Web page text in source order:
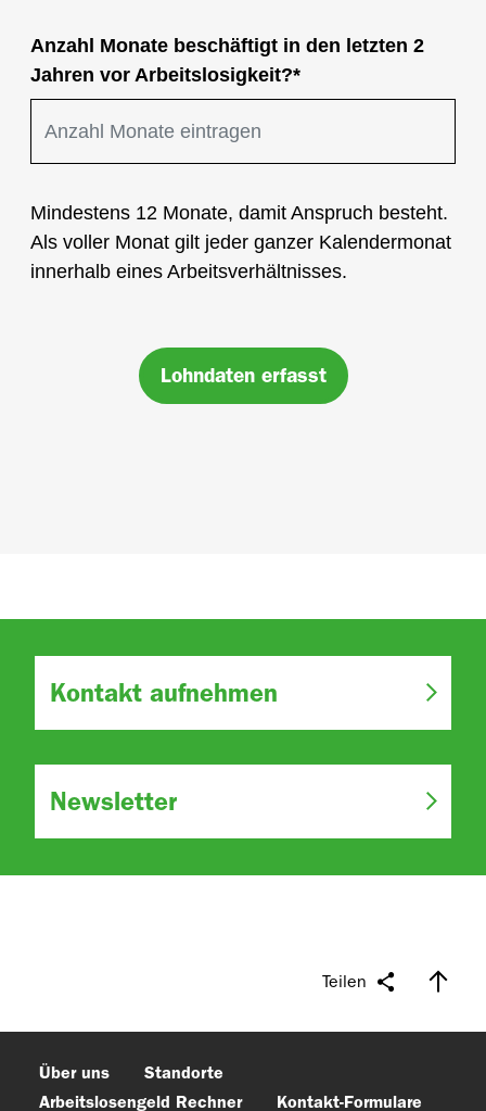
Anzahl Monate beschäftigt in den letzten 2
Jahren vor Arbeitslosigkeit?*
Mindestens 12 Monate, damit Anspruch besteht.
Als voller Monat gilt jeder ganzer Kalendermonat
innerhalb eines Arbeitsverhältnisses.
Lohndaten erfasst
Kontakt aufnehmen
Newsletter
Teilen
Über uns
Standorte
Arbeitslosengeld Rechner
Kontakt-Formulare